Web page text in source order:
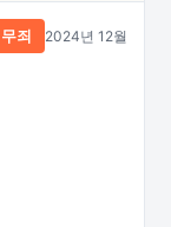
무죄 2024년 12월